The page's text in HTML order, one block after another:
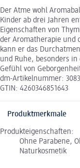
Der Atme wohl
Kinder ab drei Jahren
Eigenschaften von
der Aromatherapie und
kann er das
und Ruhe, besonders
Gefühl von
dm-Artikelnummer:
GTIN: 4260346851643
Produktmerkmale
Produkteigenschaften:
Ohne Parabene,
Naturkosmetik